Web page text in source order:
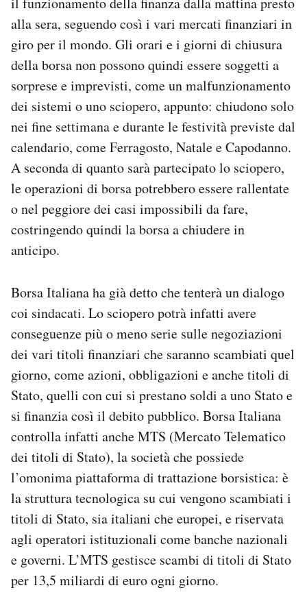
alla sera, seguendo così i vari mercati finanziari in
giro per il mondo. Gli orari e i giorni di chiusura
della borsa non possono quindi essere soggetti a
sorprese e imprevisti, come un malfunzionamento
dei sistemi o uno sciopero, appunto: chiudono solo
nei fine settimana e durante le festività previste dal
calendario, come Ferragosto, Natale e Capodanno.
A seconda di quanto sarà partecipato lo sciopero,
le operazioni di borsa potrebbero essere rallentate
o nel peggiore dei casi impossibili da fare,
costringendo quindi la borsa a chiudere in
anticipo.
Borsa Italiana ha già detto che tenterà un dialogo
coi sindacati. Lo sciopero potrà infatti avere
conseguenze più o meno serie sulle negoziazioni
dei vari titoli finanziari che saranno scambiati quel
giorno, come azioni, obbligazioni e anche titoli di
Stato, quelli con cui si prestano soldi a uno Stato e
si finanzia così il debito pubblico. Borsa Italiana
controlla infatti anche MTS (Mercato Telematico
dei titoli di Stato), la società che possiede
l’omonima piattaforma di trattazione borsistica: è
la struttura tecnologica su cui vengono scambiati i
titoli di Stato, sia italiani che europei, e riservata
agli operatori istituzionali come banche nazionali
e governi. L’MTS gestisce scambi di titoli di Stato
per 13,5 miliardi di euro ogni giorno.